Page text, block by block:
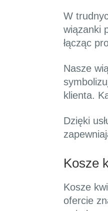
W
wiązanki
łącząc
Nasze
klienta.
Dzięki
Kosze
Kosze
ofercie